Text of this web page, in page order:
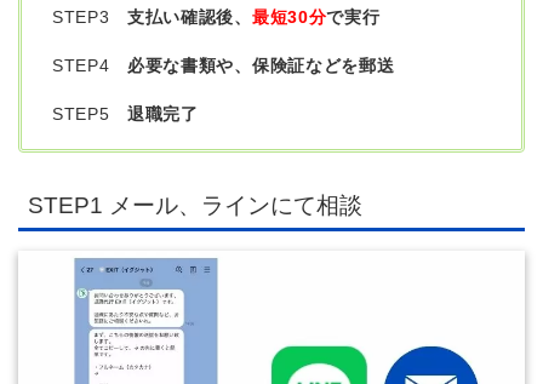
STEP3支払い確認後、 最短30分で実行
STEP4 必要な書類や、保険証などを郵送
STEP5退職完了
STEP1 メール、ラインにて相談